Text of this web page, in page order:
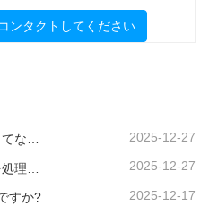
ンタクトしてください
CNC 加工許容差とは何か、そしてなぜそれが重要なのか? 2025-12-27
2025-12-27
すか? 2025-12-17